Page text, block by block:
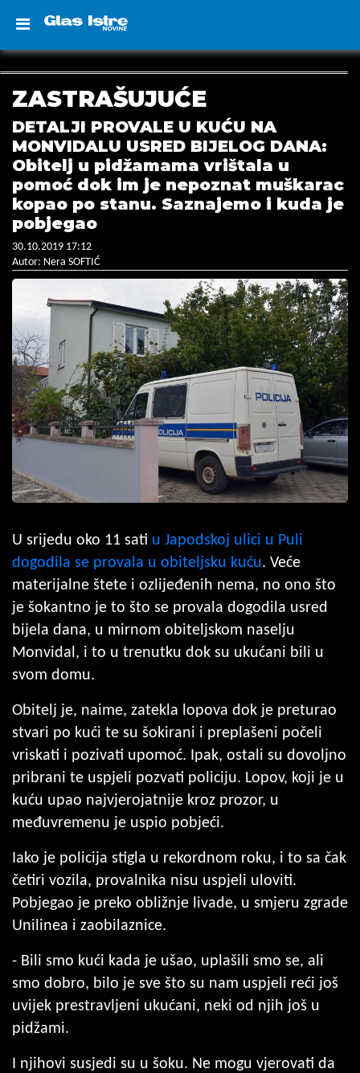
ZASTRAŠUJUĆE
DETALJI PROVALE U KUĆU NA
MONVIDALU USRED BIJELOG DANA:
Obitelj u pidžamama vrištala u
pomoć dok im je nepoznat muškarac
kopao po stanu. Saznajemo i kuda je
pobjegao
30.10.2019 17:12
Autor: Nera SOFTIĆ
U srijedu oko 11 sati u Japodskoj ulici u Puli
dogodila se provala u obiteljsku kuću. Veće
materijalne štete i ozlijeđenih nema, no ono što
je šokantno je to što se provala dogodila usred
bijela dana, u mirnom obiteljskom naselju
Monvidal, i to u trenutku dok su ukućani bili u
svom domu.
Obitelj je, naime, zatekla lopova dok je preturao
stvari po kući te su šokirani i preplašeni počeli
vriskati i pozivati upomoć. Ipak, ostali su dovoljno
pribrani te uspjeli pozvati policiju. Lopov, koji je u
kuću upao najvjerojatnije kroz prozor, u
međuvremenu je uspio pobjeći.
Iako je policija stigla u rekordnom roku, i to sa čak
četiri vozila, provalnika nisu uspjeli uloviti.
Pobjegao je preko obližnje livade, u smjeru zgrade
Unilinea i zaobilaznice.
- Bili smo kući kada je ušao, uplašili smo se, ali
smo dobro, bilo je sve što su nam uspjeli reći još
uvijek prestravljeni ukućani, neki od njih još u
pidžami.
I njihovi susjedi su u šoku. Ne mogu vjerovati da